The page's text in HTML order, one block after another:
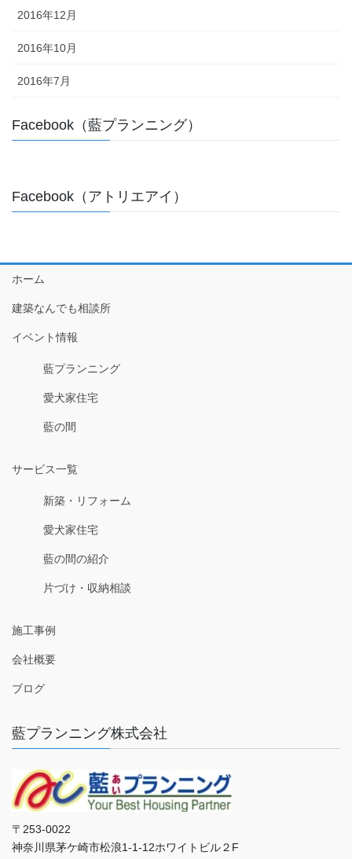
2016年12月
2016年10月
2016年7月
Facebook（藍プランニング）
Facebook（アトリエアイ）
ホーム
建築なんでも相談所
イベント情報
藍プランニング
愛犬家住宅
藍の間
サービス一覧
新築・リフォーム
愛犬家住宅
藍の間の紹介
片づけ・収納相談
施工事例
会社概要
ブログ
藍プランニング株式会社
〒253-0022
神奈川県茅ケ崎市松浪1-1-12ホワイトビル２F